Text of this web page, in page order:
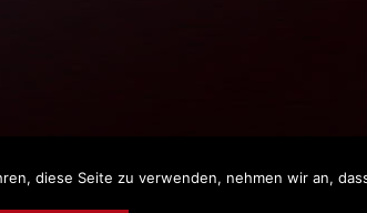
diese Seite zu verwenden, nehmen wir an,